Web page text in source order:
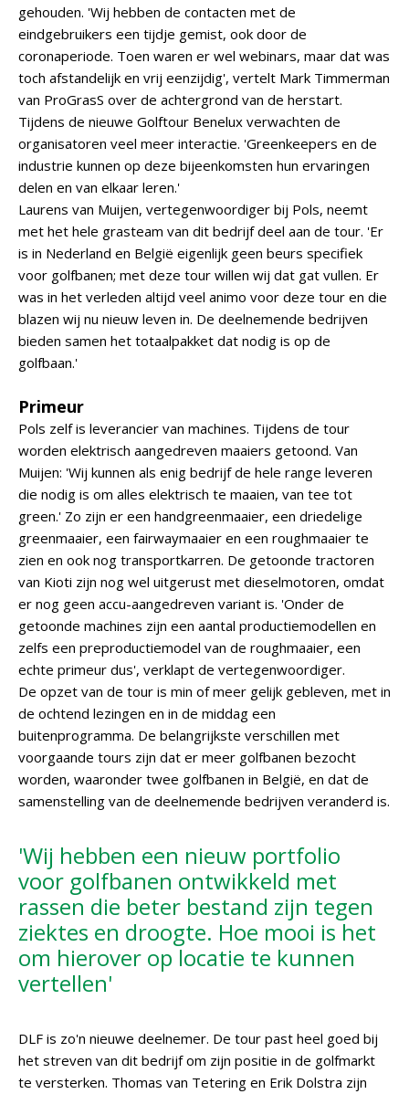
gehouden. 'Wij hebben de contacten met de
eindgebruikers een tijdje gemist, ook door de
coronaperiode. Toen waren er wel webinars, maar dat was
toch afstandelijk en vrij eenzijdig', vertelt Mark Timmerman
van ProGrasS over de achtergrond van de herstart.
Tijdens de nieuwe Golftour Benelux verwachten de
organisatoren veel meer interactie. 'Greenkeepers en de
industrie kunnen op deze bijeenkomsten hun ervaringen
delen en van elkaar leren.'
Laurens van Muijen, vertegenwoordiger bij Pols, neemt
met het hele grasteam van dit bedrijf deel aan de tour. 'Er
is in Nederland en België eigenlijk geen beurs specifiek
voor golfbanen; met deze tour willen wij dat gat vullen. Er
was in het verleden altijd veel animo voor deze tour en die
blazen wij nu nieuw leven in. De deelnemende bedrijven
bieden samen het totaalpakket dat nodig is op de
golfbaan.'
Primeur
Pols zelf is leverancier van machines. Tijdens de tour
worden elektrisch aangedreven maaiers getoond. Van
Muijen: 'Wij kunnen als enig bedrijf de hele range leveren
die nodig is om alles elektrisch te maaien, van tee tot
green.' Zo zijn er een handgreenmaaier, een driedelige
greenmaaier, een fairwaymaaier en een roughmaaier te
zien en ook nog transportkarren. De getoonde tractoren
van Kioti zijn nog wel uitgerust met dieselmotoren, omdat
er nog geen accu-aangedreven variant is. 'Onder de
getoonde machines zijn een aantal productiemodellen en
zelfs een preproductiemodel van de roughmaaier, een
echte primeur dus', verklapt de vertegenwoordiger.
De opzet van de tour is min of meer gelijk gebleven, met in
de ochtend lezingen en in de middag een
buitenprogramma. De belangrijkste verschillen met
voorgaande tours zijn dat er meer golfbanen bezocht
worden, waaronder twee golfbanen in België, en dat de
samenstelling van de deelnemende bedrijven veranderd is.
'Wij hebben een nieuw portfolio
voor golfbanen ontwikkeld met
rassen die beter bestand zijn tegen
ziektes en droogte. Hoe mooi is het
om hierover op locatie te kunnen
vertellen'
DLF is zo'n nieuwe deelnemer. De tour past heel goed bij
het streven van dit bedrijf om zijn positie in de golfmarkt
te versterken. Thomas van Tetering en Erik Dolstra zijn